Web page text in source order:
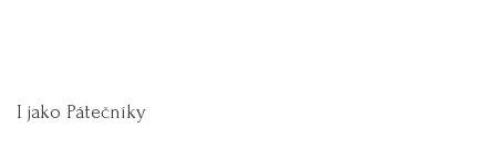
I jako Pátečníky